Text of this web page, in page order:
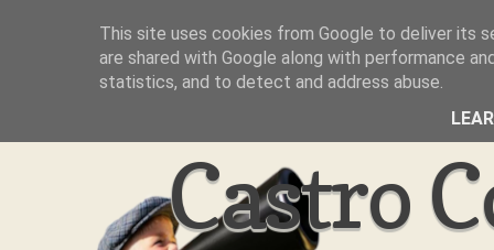
Inicio Aviso Legal Quienes Somos ??
Castro
This site uses cookies from Google to deliver its
are shared with Google along with performance
statistics, and to detect and address abuse.